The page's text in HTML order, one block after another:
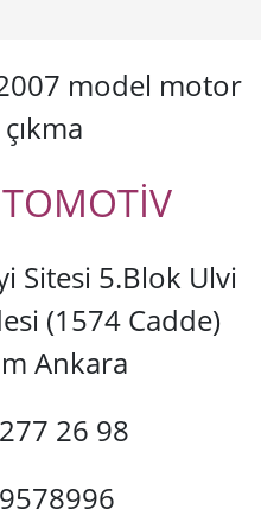
model motor
Sitesi 5.Blok Ulvi
(1574 Cadde)
Ankara
26 98